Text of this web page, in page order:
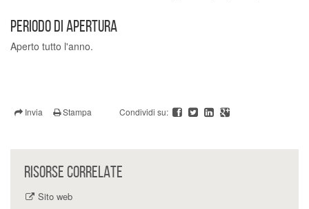
PERIODO DI APERTURA
Aperto tutto l'anno.
Invia Stampa Condividi su:
RISORSE CORRELATE
Sito web